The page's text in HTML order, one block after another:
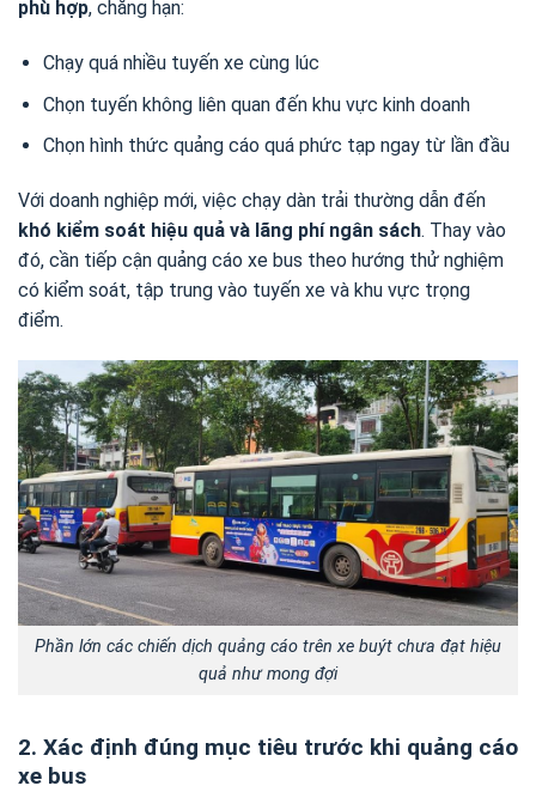
phù hợp, chẳng hạn:
Chạy quá nhiều tuyến xe cùng lúc
Chọn tuyến không liên quan đến khu vực kinh doanh
Chọn hình thức quảng cáo quá phức tạp ngay từ lần đầu
Với doanh nghiệp mới, việc chạy dàn trải thường dẫn đến
khó kiểm soát hiệu quả và lãng phí ngân sách. Thay vào
đó, cần tiếp cận quảng cáo xe bus theo hướng thử nghiệm
có kiểm soát, tập trung vào tuyến xe và khu vực trọng
điểm.
Phần lớn các chiến dịch quảng cáo trên xe buýt chưa đạt hiệu
quả như mong đợi
2. Xác định đúng mục tiêu trước khi quảng cáo
xe bus